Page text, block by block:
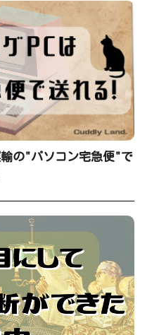
の"パソコン宅急便"で